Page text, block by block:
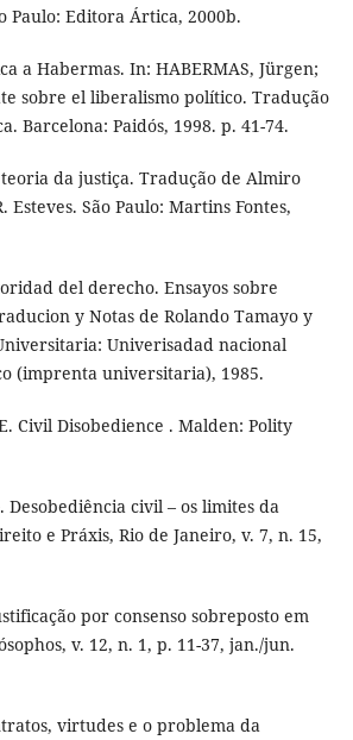
Paulo: Editora Ártica, 2000b.
a Habermas. In: HABERMAS, Jürgen;
sobre el liberalismo político. Tradução
Barcelona: Paidós, 1998. p. 41-74.
teoria da justiça. Tradução de Almiro
Esteves. São Paulo: Martins Fontes,
del derecho. Ensayos sobre
y Notas de Rolando Tamayo y
Univerisadad nacional
(imprenta universitaria), 1985.
Civil Disobedience . Malden: Polity
Desobediência civil – os limites da
e Práxis, Rio de Janeiro, v. 7, n. 15,
por consenso sobreposto em
v. 12, n. 1, p. 11-37, jan./jun.
virtudes e o problema da